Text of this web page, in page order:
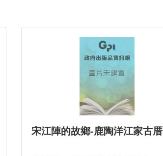
宋江陣的故鄉-鹿陶洋江家古厝